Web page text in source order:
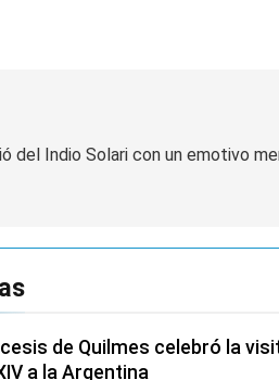
del Indio Solari con un emotivo
de Quilmes celebró la
a la Argentina